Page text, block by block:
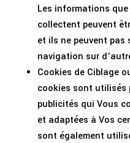
Les informations
collectent peuvent
et ils ne peuvent pas
navigation sur
Cookies de Ciblage
cookies sont utilisés
publicités qui Vous
et adaptées à Vos
sont également